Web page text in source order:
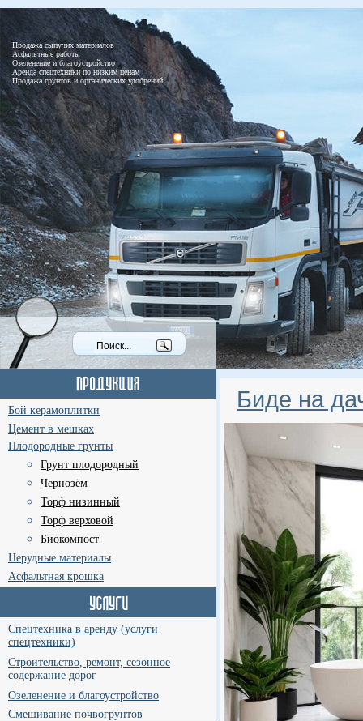
Продажа сыпучих материалов
Асфальтные работы
Озеленение и благоустройство
Аренда спецтехники по низким ценам
Продажа грунтов и органических удобрений
Бой керамоплитки
Цемент в мешках
Плодородные грунты
Грунт плодородный
Чернозём
Торф низинный
Торф верховой
Биокомпост
Нерудные материалы
Асфальтная крошка
Спецтехника в аренду (услуги
спецтехники)
Строительство, ремонт, сезонное
содержание дорог
Озеленение и благоустройство
Смешивание почвогрунтов
Биде на